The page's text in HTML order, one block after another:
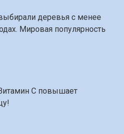
деревья с менее
Мировая популярность
C повышает